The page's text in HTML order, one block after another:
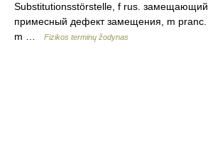
Substitutionsstörstelle, f rus. замещающий
примесный дефект замещения, m pranc.
m …
Fizikos terminų žodynas